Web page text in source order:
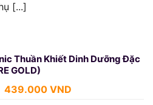
[...]
Thuần Khiết Dinh Dưỡng Đặc
GOLD)
Giá
439.000 VNDGiá